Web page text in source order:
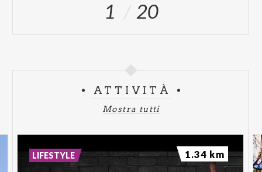
1 20
ATTIVITÀ
Mostra tutti
LIFESTYLE 1.34 km